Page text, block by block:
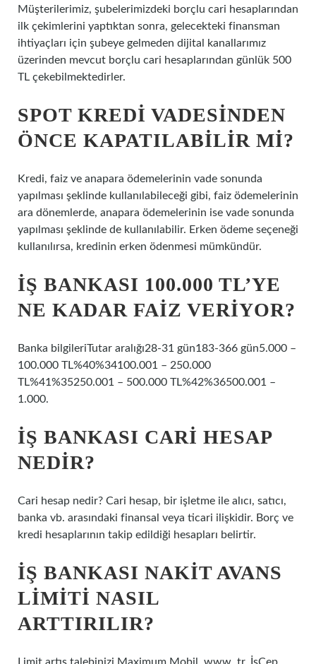
Müşterilerimiz, şubelerimizdeki borçlu cari hesaplarından
ilk çekimlerini yaptıktan sonra, gelecekteki finansman
ihtiyaçları için şubeye gelmeden dijital kanallarımız
üzerinden mevcut borçlu cari hesaplarından günlük 500
TL çekebilmektedirler.
SPOT KREDI VADESINDEN
ÖNCE KAPATILABILIR MI?
Kredi, faiz ve anapara ödemelerinin vade sonunda
yapılması şeklinde kullanılabileceği gibi, faiz ödemelerinin
ara dönemlerde, anapara ödemelerinin ise vade sonunda
yapılması şeklinde de kullanılabilir. Erken ödeme seçeneği
kullanılırsa, kredinin erken ödenmesi mümkündür.
İŞ BANKASI 100.000 TL’YE
NE KADAR FAIZ VERIYOR?
Banka bilgileriTutar aralığı28-31 gün183-366 gün5.000 –
100.000 TL%40%34100.001 – 250.000
TL%41%35250.001 – 500.000 TL%42%36500.001 –
1.000.
İŞ BANKASI CARI HESAP
NEDIR?
Cari hesap nedir? Cari hesap, bir işletme ile alıcı, satıcı,
banka vb. arasındaki finansal veya ticari ilişkidir. Borç ve
kredi hesaplarının takip edildiği hesapları belirtir.
İŞ BANKASI NAKIT AVANS
LIMITI NASIL
ARTTIRILIR?